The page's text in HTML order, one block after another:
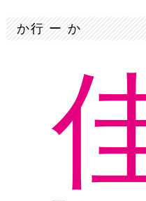
か行 ー か